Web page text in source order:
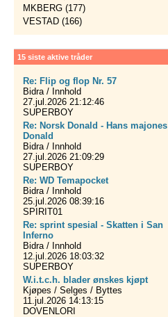
MKBERG (177)
VESTAD (166)
15 siste aktive tråder
Re: Flip og flop Nr. 57
Bidra / Innhold
27.jul.2026 21:12:46
SUPERBOY
Re: Norsk Donald - Hans majones
Donald
Bidra / Innhold
27.jul.2026 21:09:29
SUPERBOY
Re: WD Temapocket
Bidra / Innhold
25.jul.2026 08:39:16
SPIRIT01
Re: sprint spesial - Skatten i San
Inferno
Bidra / Innhold
12.jul.2026 18:03:32
SUPERBOY
W.i.t.c.h. blader ønskes kjøpt
Kjøpes / Selges / Byttes
11.jul.2026 14:13:15
DOVENLORI